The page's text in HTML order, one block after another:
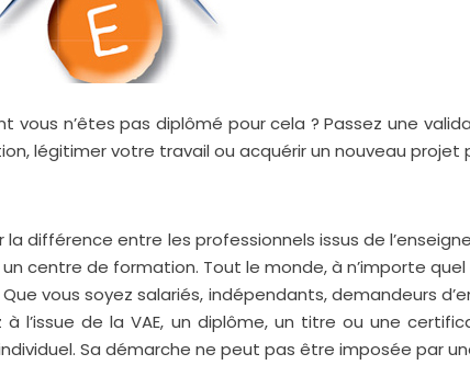
n’êtes pas diplômé pour cela ? Passez une
légitimer votre travail ou acquérir un nouveau projet
différence entre les professionnels issus de
centre de formation. Tout le monde, à n’importe
vous soyez salariés, indépendants, demandeurs
de la VAE, un diplôme, un titre ou une
Sa démarche ne peut pas être imposée par